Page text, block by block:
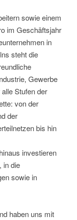
sowie einem
im Geschäftsjahr
in
steht die
Gewerbe
Stufen der
von der
der
bis hin
investieren
in die
sowie in
haben uns mit